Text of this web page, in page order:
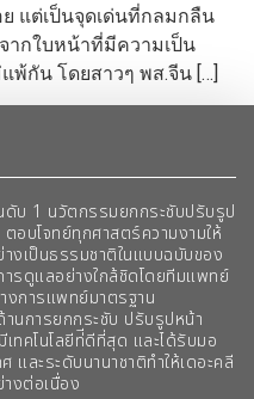
แต่เป็นจุดเด่นที่กลมกลืน
ากใบหน้าที่มีความเป็น
พ้กัน โดยสาวๆ พส.จีน […]
ดับ 1 นวัตกรรมยกกระชับปรับรูป
อบโจทย์ทุกศาสตร์ความงามให้
งเป็นธรรมชาติในแบบฉบับของ
ารดูแลอย่างใกล้ชิดโดยทีมแพทย์
งการแพทย์มาตรฐาน
นการยกกระชับ ปรับรูปหน้า
ทคโนโลยีท่ีดีที่สุด และได้รับมอ
และระดับนานาชาติทําให้เดอะคลี
งต่อเนื่อง